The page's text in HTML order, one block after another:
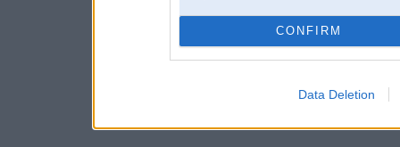
CONFIRM
Data Deletion